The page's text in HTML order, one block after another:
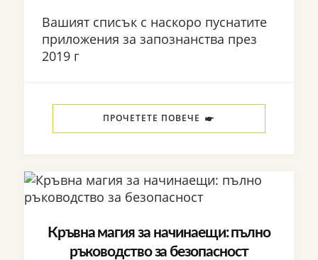
Вашият списък с наскоро пуснатите
приложения за запознанства през
2019 г
ПРОЧЕТЕТЕ ПОВЕЧЕ
Кръвна магия за начинаещи: пълно
ръководство за безопасност